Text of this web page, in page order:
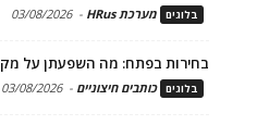
בלוגים מערכת HRus -
03/08/2026
בחירות בפתח: מה השפעתן על
בלוגים כותבים חיצוניים -
03/08/2026